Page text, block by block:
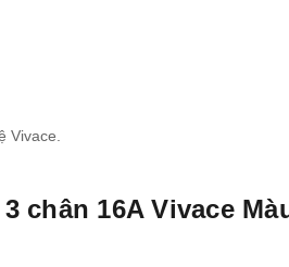
Vivace.
chân 16A Vivace